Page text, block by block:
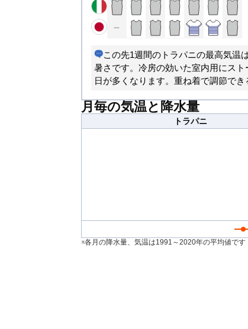
この先1週間のトラパニの最高気温
暑さです。冷房の効いた室内用にス
日が多くなります。重ね着で調節でき
月毎の気温と降水量
トラパニ
※各月の降水量、気温は1991～2020年の平均値です